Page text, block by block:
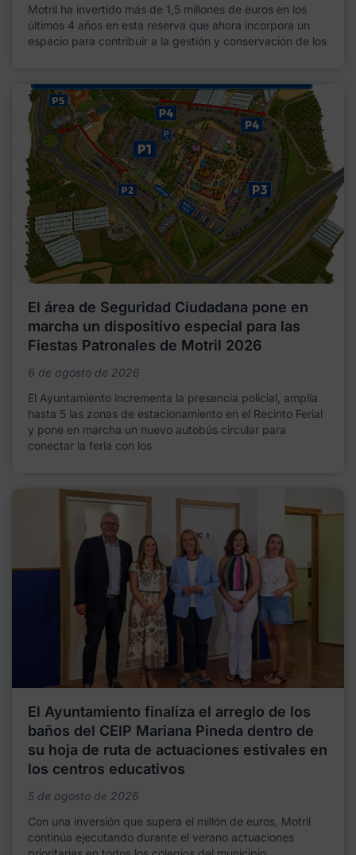
Motril ha invertido más de 1,5 millones de euros en los
últimos 4 años en esta reserva que ahora incorpora un
espacio para contribuir a la gestión y conservación de los
El área de Seguridad Ciudadana pone en
marcha un dispositivo especial para las
Fiestas Patronales de Motril 2026
6 de agosto de 2026
El Ayuntamiento incrementa la presencia policial, amplía
hasta 5 las zonas de estacionamiento en el Recinto Ferial
y pone en marcha un nuevo autobús circular para
conectar la feria con los
El Ayuntamiento finaliza el arreglo de los
baños del CEIP Mariana Pineda dentro de
su hoja de ruta de actuaciones estivales en
los centros educativos
5 de agosto de 2026
Con una inversión que supera el millón de euros, Motril
continúa ejecutando durante el verano actuaciones